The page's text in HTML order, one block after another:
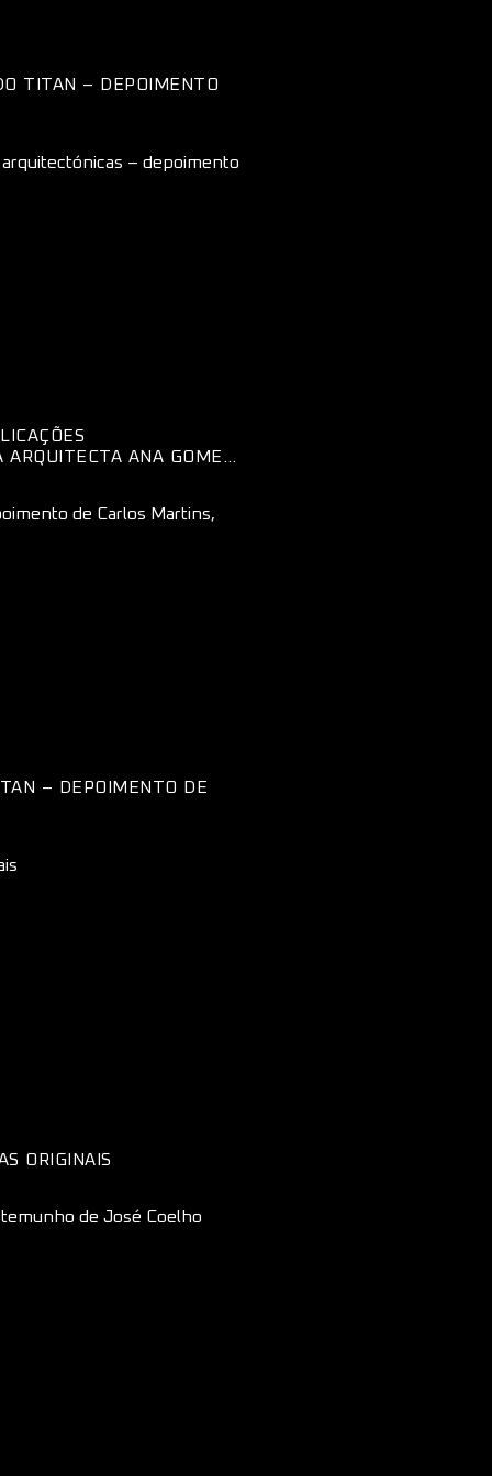
TITAN – DEPOIMENTO
ANA GOMES,
– DEPOIMENTO DE
ORIGINAIS